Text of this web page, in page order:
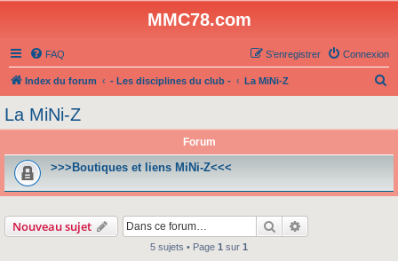
MMC78.com
FAQ Connexion
S’enregistrer
Index du forum - Les disciplines du club - La MiNi-Z
La MiNi-Z
Forum
>>>Boutiques et liens MiNi-Z<<<
Nouveau sujet Rechercher
5 sujets • Page 1 sur 1